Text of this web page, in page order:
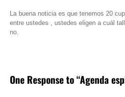
La buena noticia es que tenemos 20
entre ustedes , ustedes eligen a cuál
no.
One Response to “Agenda